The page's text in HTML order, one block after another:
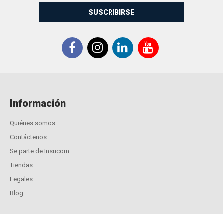
SUSCRIBIRSE
Información
Quiénes somos
Contáctenos
Se parte de Insucom
Tiendas
Legales
Blog